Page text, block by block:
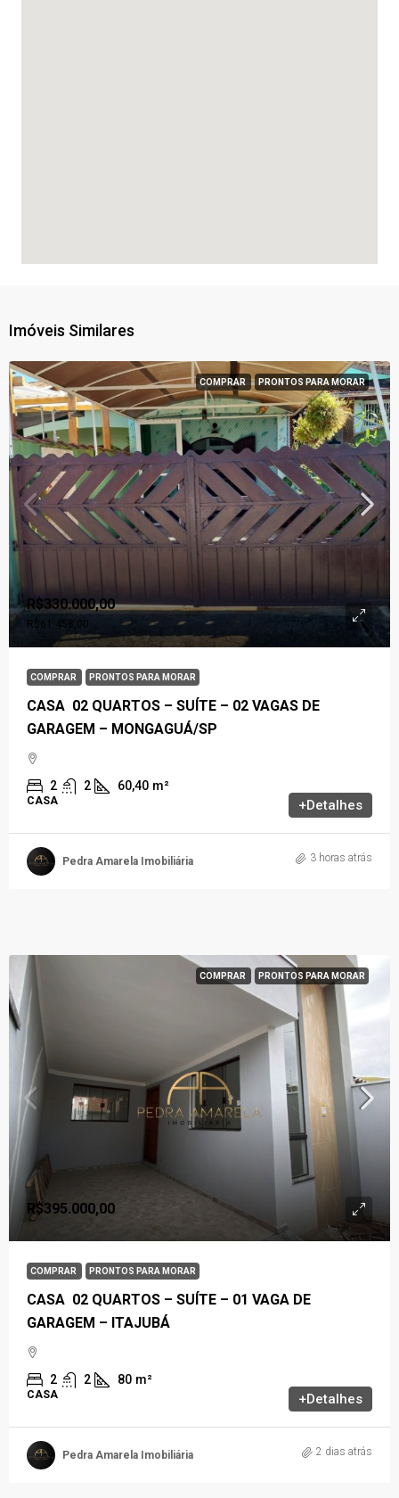
Imóveis Similares
COMPRAR PRONTOS PARA MORAR
R$330.000,00
R$61.458,00
COMPRAR PRONTOS PARA MORAR
CASA 02 QUARTOS – SUÍTE – 02 VAGAS DE
GARAGEM – MONGAGUÁ/SP
2 2 60,40 m²
CASA +Detalhes
Pedra Amarela Imobiliária 3 horas atrás
COMPRAR PRONTOS PARA MORAR
R$395.000,00
COMPRAR PRONTOS PARA MORAR
CASA 02 QUARTOS – SUÍTE – 01 VAGA DE
GARAGEM – ITAJUBÁ
2 2 80 m²
CASA +Detalhes
Pedra Amarela Imobiliária 2 dias atrás